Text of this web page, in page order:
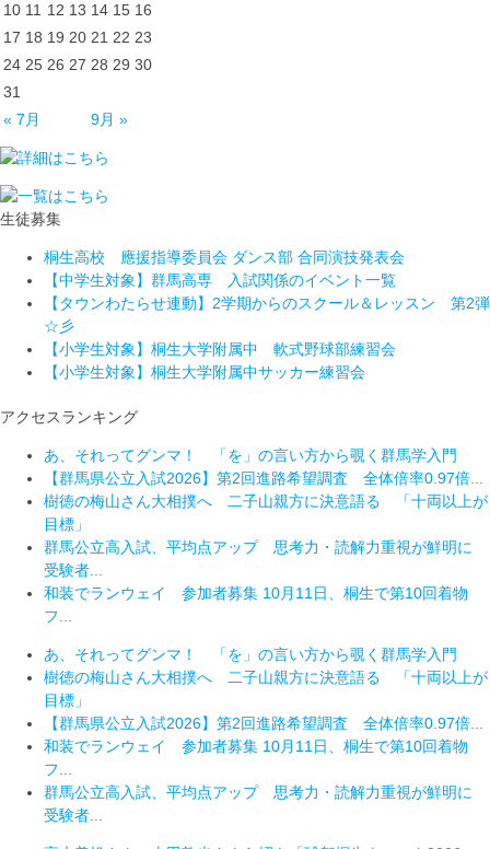
10 11 12 13 14 15 16
17 18 19 20 21 22 23
24 25 26 27 28 29 30
31
« 7月
9月 »
生徒募集
桐生高校 應援指導委員会 ダンス部 合同演技発表会
【中学生対象】群馬高専 入試関係のイベント一覧
【タウンわたらせ連動】2学期からのスクール＆レッスン 第2弾
☆彡
【小学生対象】桐生大学附属中 軟式野球部練習会
【小学生対象】桐生大学附属中サッカー練習会
アクセスランキング
あ、それってグンマ！ 「を」の言い方から覗く群馬学入門
【群馬県公立入試2026】第2回進路希望調査 全体倍率0.97倍...
樹徳の梅山さん大相撲へ 二子山親方に決意語る 「十両以上が
目標」
群馬公立高入試、平均点アップ 思考力・読解力重視が鮮明に
受験者...
和装でランウェイ 参加者募集 10月11日、桐生で第10回着物
フ...
あ、それってグンマ！ 「を」の言い方から覗く群馬学入門
樹徳の梅山さん大相撲へ 二子山親方に決意語る 「十両以上が
目標」
【群馬県公立入試2026】第2回進路希望調査 全体倍率0.97倍...
和装でランウェイ 参加者募集 10月11日、桐生で第10回着物
フ...
群馬公立高入試、平均点アップ 思考力・読解力重視が鮮明に
受験者...